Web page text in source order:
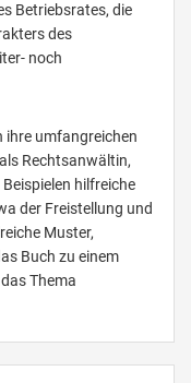
Betriebsrates, die
des
noch
ihre umfangreichen
Rechtsanwältin,
hilfreiche
der Freistellung und
Muster,
Buch zu einem
Thema